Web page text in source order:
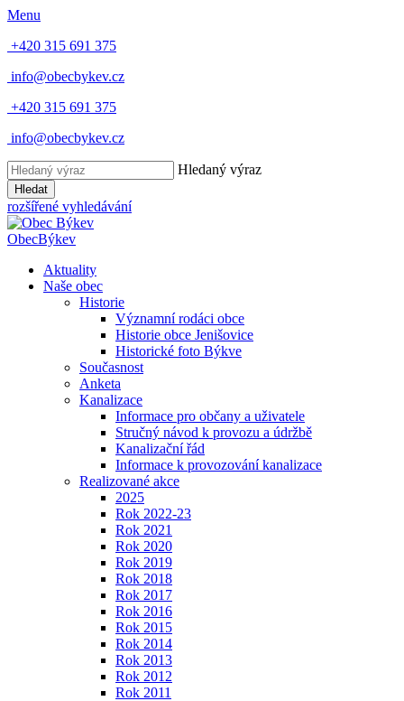
Menu
+420 315 691 375
info@obecbykev.cz
+420 315 691 375
info@obecbykev.cz
Hledaný výraz
Hledat
rozšířené vyhledávání
ObecBýkev
Aktuality
Naše obec
Historie
Významní rodáci obce
Historie obce Jenišovice
Historické foto Býkve
Současnost
Anketa
Kanalizace
Informace pro občany a uživatele
Stručný návod k provozu a údržbě
Kanalizační řád
Informace k provozování kanalizace
Realizované akce
2025
Rok 2022-23
Rok 2021
Rok 2020
Rok 2019
Rok 2018
Rok 2017
Rok 2016
Rok 2015
Rok 2014
Rok 2013
Rok 2012
Rok 2011